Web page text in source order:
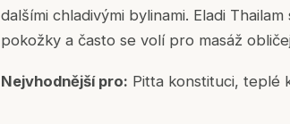
dalšími chladivými bylinami. Eladi
pokožky a často se volí pro masáž
Nejvhodnější pro: Pitta konstituci, teplé